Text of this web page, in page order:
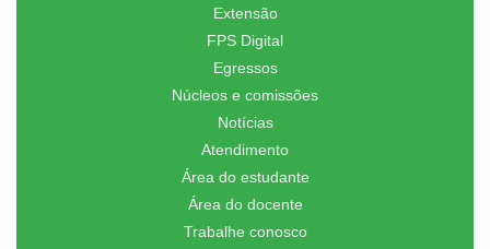
Extensão
FPS Digital
Egressos
Núcleos e comissões
Notícias
Atendimento
Área do estudante
Área do docente
Trabalhe conosco